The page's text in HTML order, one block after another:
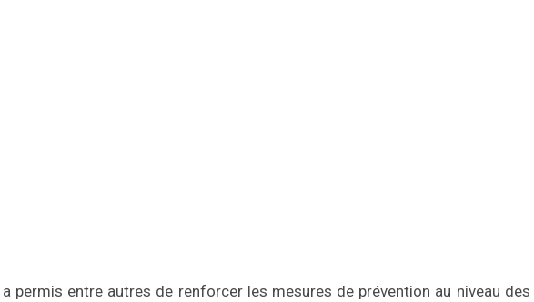
permis entre autres de renforcer les mesures de prévention au niveau des